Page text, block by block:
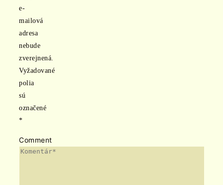
e-
mailová
adresa
nebude
zverejnená.
Vyžadované
polia
sú
označené
*
Comment